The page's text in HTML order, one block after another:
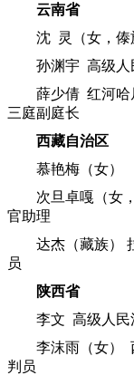
云南省
沈 灵（女，傣族
孙渊宇 高级人民
薛少倩 红河哈尼
三庭副庭长
西藏自治区
慕艳梅（女）
次旦卓嘎（女，
官助理
达杰（藏族） 拉
员
陕西省
李文 高级人民
李沫雨（女） 西
判员